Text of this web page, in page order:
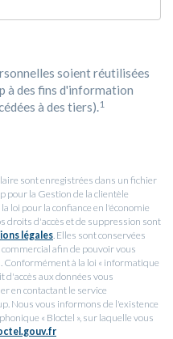
soient réutilisées
à des fins d'information
à des tiers).1
sont enregistrées dans un fichier
la Gestion de la clientèle
loi pour la confiance en l'économie
droits d'accès et de suppression sont
légales. Elles sont conservées
afin de pouvoir vous
à la loi « informatique
d'accès aux données vous
en contactant le service
Nous vous informons de l'existence
« Bloctel », sur laquelle vous